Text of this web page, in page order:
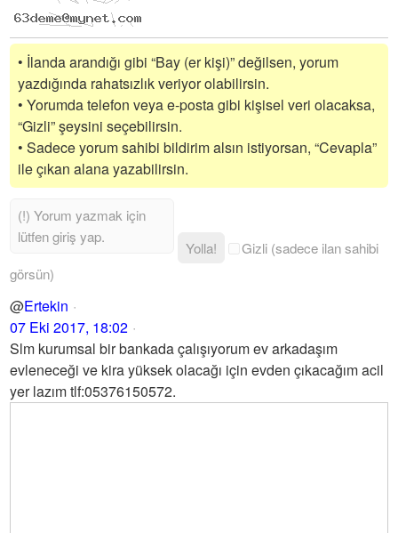
• İlanda arandığı gibi “Bay (er kişi)” değilsen, yorum
yazdığında rahatsızlık veriyor olabilirsin.
• Yorumda telefon veya e-posta gibi kişisel veri olacaksa,
“Gizli” şeysini seçebilirsin.
• Sadece yorum sahibi bildirim alsın istiyorsan, “Cevapla”
ile çıkan alana yazabilirsin.
Yolla!
Gizli (sadece ilan sahibi
görsün)
@Ertekin
07 Eki 2017, 18:02
Slm kurumsal bir bankada çalışıyorum ev arkadaşım
evleneceği ve kira yüksek olacağı için evden çıkacağım acil
yer lazım tlf:05376150572.